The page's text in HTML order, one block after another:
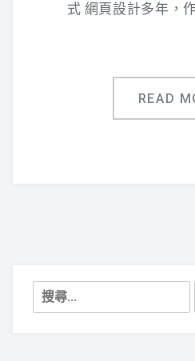
式 網頁設計多年，
READ
搜
尋